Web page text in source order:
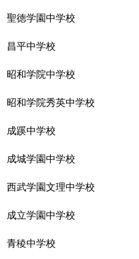
聖徳学園中学校
昌平中学校
昭和学院中学校
昭和学院秀英中学校
成蹊中学校
成城学園中学校
西武学園文理中学校
成立学園中学校
青稜中学校